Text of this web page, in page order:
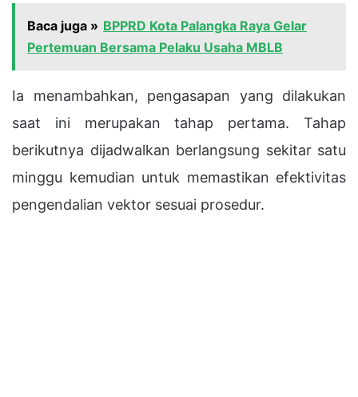
Baca juga » BPPRD Kota Palangka Raya Gelar
Pertemuan Bersama Pelaku Usaha MBLB
Ia menambahkan, pengasapan yang dilakukan
saat ini merupakan tahap pertama. Tahap
berikutnya dijadwalkan berlangsung sekitar satu
minggu kemudian untuk memastikan efektivitas
pengendalian vektor sesuai prosedur.